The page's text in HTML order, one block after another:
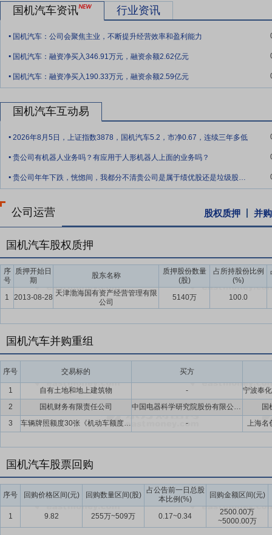
要点9：央企平台优势
公司是中央直接管理的国有重要骨干企业、
能作用，为汽车产业发展贡献国机力量。公司持续完善中国特色现代
新、支撑产业升级、推动可持续发展等方面发挥更重要作用，将体制
量，在资本市场树立了合规、透明、高效的良好形象。自上市以来，
程、汽车租赁等项目建设。公司积极响应新“国九条”号召及市值管理
要点11： 科技创新优势
公司坚持以科技创新发展新质生产力，抓住
实力和创新能力、丰硕的技术成果和知识产权、卓越的技术转化和应
技术攻关，攻关多项“卡脖子”技术并填补国内空白，部分核心装备打
球各大汽车集团、造车新势力携手在单位时间生产能力、单位面积产
10家、专精特新中小企业5家、专精特新“小巨人”企业1家、国家级企
要点12： 国际化经营优势
和卓越服务、成熟的国际化项目管理经验，构建起涵盖汽车工程系统
协同发展创造有利条件。汽车工程系统服务累计承接海外项目300余
国家和地区，设有12家海外分支机构，已达成海外业务全产业链、全
储物流、分销网络、区域运营的整车出口分销综合服务体系；在其他
要点14：拟逾31亿元获注中汽工程100%股权
2018年8月31日公告,
元,购买其持有的中汽工程100%股权。同时,国机汽车拟向不超过十名
主要从事与汽车工业工程相关的工程承包、工程技术服务、装备供货
行业较为知名的工程公司之一。国机集团承诺中汽工程2018年-2020
要点15：控股股东国机集团成国有资本投资公司试点
2018年12月20
管理委员会《关于开展国有资本投资公司试点的通知》,国机集团成为
举措。
国机汽车资讯 行业资讯
. 国机汽车：公司会聚焦主业，不断提升经营效率和盈利能力
. 国机汽车：融资净买入346.91万元，融资余额2.62亿元
. 国机汽车：融资净买入190.33万元，融资余额2.59亿元
国机汽车互动易
. 2026年8月5日，上证指数3878，国机汽车5.2，市净0.67，连续三年多低
. 贵公司有机器人业务吗？有应用于人形机器人上面的业务吗？
. 贵公司年年下跌，恍惚间，我都分不清贵公司是属于绩优股还是垃级股？贵公司属于哪一类
公司运营 股权质押 并
国机汽车股权质押
序
号
质押开始日
期
股东名称
质押股份数量
(股)
占所持股份比例
(%)
1 2013-08-28 天津渤海国有资产经营管理有限
公司
5140万 100.0
国机汽车并购重组
序号 交易标的 买方
1 自有土地和地上建筑物
-
2
国机财务有限责任公司 中国电器科学研究院股份有限公司,机械工业第六设计研究院有限公司,机械工业第四设计研究院有限公司,中国汽车工业进出口有限公司,中国机械设备工程股份有限公司,郑州磨料磨具磨削研究所有限公司,中国联合工程有限公司,兰州石油机械研究所有限公司,天津电气科学研究院有限公司,中国福马机械集团有限公司,中国机械工业国际合作有限公司,江苏苏美达集团有限公司,中国进口汽车贸易有限公司,洛阳轴承研究所有限公司,沈阳仪表科学研究院有限公司,合肥通用机械研究院有限公司,中国中元国际工程有限公司,中国电力工程有限公司,第一拖拉机股份有限公司,中国重型机械有限公司,成都工具研究所有限公司,广州机械科学研究院有限公司,西安重型机械研究所有限公司,中国机械工业集团有限公司,中国电缆工程有限公司,中国机械工业建设集团有限公司
国
3
车辆牌照额度30张《机动车额度业务办结凭证》 - 上海名
国机汽车股票回购
序号 回购价格区间(元) 回购数量区间(股)
占公告前一日总股
本比例(%)
回购金额区间(元)
1 9.82 255万~509万 0.17~0.34
2500.00万
~5000.00万